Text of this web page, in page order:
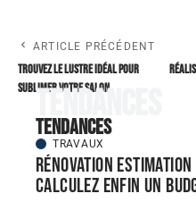
ARTICLE PRÉCÉDENT
Trouvez le lustre idéal pour
sublimer votre salon
Tendances
Tendances
TRAVAUX
Rénovation
calculez enfin un